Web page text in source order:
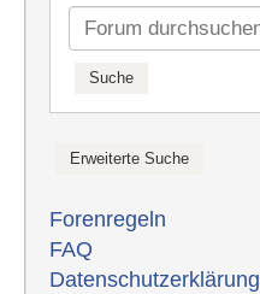
Forenregeln
FAQ
Datenschutzerklärung